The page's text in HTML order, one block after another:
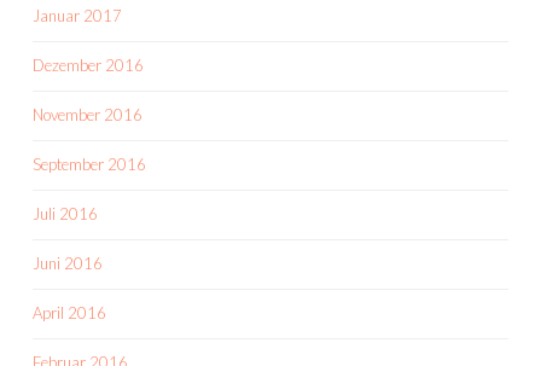
Januar 2017
Dezember 2016
November 2016
September 2016
Juli 2016
Juni 2016
April 2016